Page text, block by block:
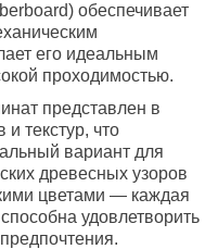
обеспечивает
его идеальным
проходимостью.
представлен в
текстур, что
вариант для
древесных узоров
цветами — каждая
удовлетворить